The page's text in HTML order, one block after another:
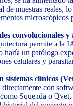
de muestras reales,
microscópicos
convolucionales
permite a la
haría un patólogo
celulares y
sistemas clínicos
directamente con
Squenda o